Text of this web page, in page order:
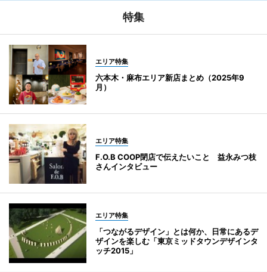
特集
エリア特集
六本木・麻布エリア新店まとめ（2025年9
月）
エリア特集
F.O.B COOP閉店で伝えたいこと 益永みつ枝
さんインタビュー
エリア特集
「つながるデザイン」とは何か、日常にあるデ
ザインを楽しむ「東京ミッドタウンデザインタ
ッチ2015」